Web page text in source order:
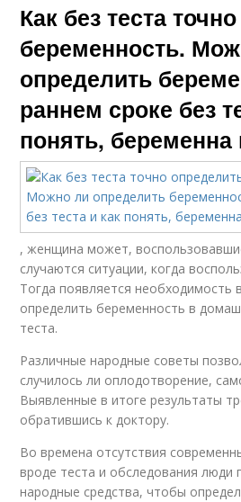
Как без теста
беременность.
определить
раннем сроке без
понять, беременна
, женщина может,
случаются ситуации, когда
Тогда появляется необходимость
определить беременность в
теста.
Различные народные советы
случилось ли оплодотворение,
Выявленные в итоге результаты
обратившись к доктору.
Во времена отсутствия
вроде теста и обследования люди
народные средства, чтобы